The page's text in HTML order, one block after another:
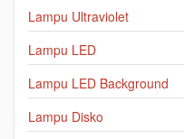
Lampu Ultraviolet
Lampu LED
Lampu LED Background
Lampu Disko